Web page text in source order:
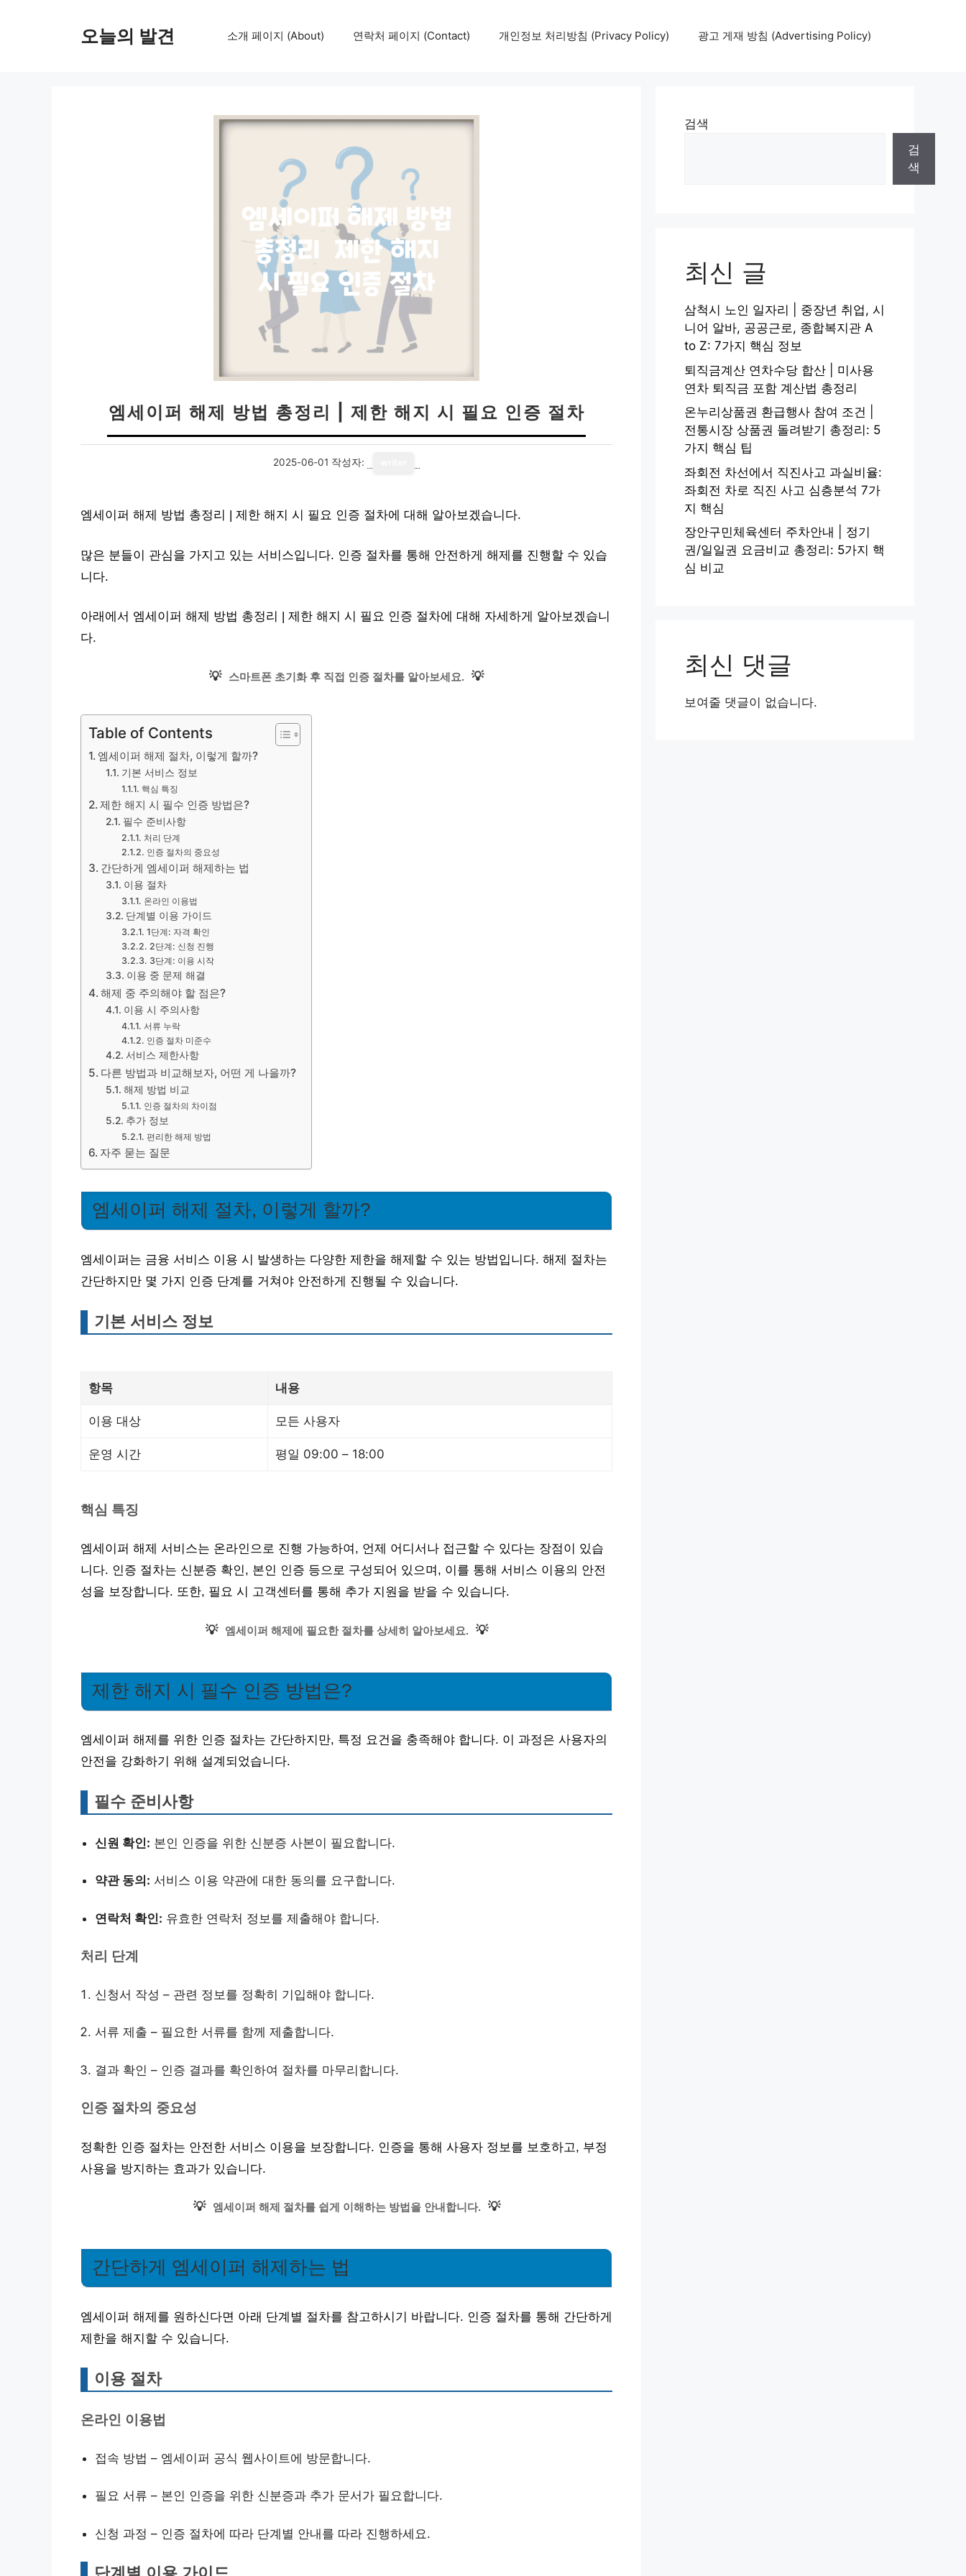
오늘의 발견 소개 페이지 (About) 연락처 페이지 (Contact) 개인정보 처리방침 (Privacy Policy) 광고 게재 방침 (Advertising Policy)
엠세이퍼 해제 방법 총정리 | 제한 해지 시 필요 인증 절차
2025-06-01 작성자:
엠세이퍼 해제 방법 총정리 | 제한 해지 시 필요 인증 절차에 대해 알아보겠습니다.
많은 분들이 관심을 가지고 있는 서비스입니다. 인증 절차를 통해 안전하게 해제를 진행할 수 있습
니다.
아래에서 엠세이퍼 해제 방법 총정리 | 제한 해지 시 필요 인증 절차에 대해 자세하게 알아보겠습니
다.
💡 스마트폰 초기화 후 직접 인증 절차를 알아보세요. 💡
Table of Contents
엠세이퍼 해제 절차, 이렇게 할까?
기본 서비스 정보
핵심 특징
제한 해지 시 필수 인증 방법은?
필수 준비사항
처리 단계
인증 절차의 중요성
간단하게 엠세이퍼 해제하는 법
이용 절차
온라인 이용법
단계별 이용 가이드
1단계: 자격 확인
2단계: 신청 진행
3단계: 이용 시작
이용 중 문제 해결
해제 중 주의해야 할 점은?
이용 시 주의사항
서류 누락
인증 절차 미준수
서비스 제한사항
다른 방법과 비교해보자, 어떤 게 나을까?
해제 방법 비교
인증 절차의 차이점
추가 정보
편리한 해제 방법
자주 묻는 질문
엠세이퍼 해제 절차, 이렇게 할까?
엠세이퍼는 금융 서비스 이용 시 발생하는 다양한 제한을 해제할 수 있는 방법입니다. 해제 절차는
간단하지만 몇 가지 인증 단계를 거쳐야 안전하게 진행될 수 있습니다.
기본 서비스 정보
항목 내용
이용 대상 모든 사용자
운영 시간 평일 09:00 – 18:00
핵심 특징
엠세이퍼 해제 서비스는 온라인으로 진행 가능하여, 언제 어디서나 접근할 수 있다는 장점이 있습
니다. 인증 절차는 신분증 확인, 본인 인증 등으로 구성되어 있으며, 이를 통해 서비스 이용의 안전
성을 보장합니다. 또한, 필요 시 고객센터를 통해 추가 지원을 받을 수 있습니다.
💡 엠세이퍼 해제에 필요한 절차를 상세히 알아보세요. 💡
제한 해지 시 필수 인증 방법은?
엠세이퍼 해제를 위한 인증 절차는 간단하지만, 특정 요건을 충족해야 합니다. 이 과정은 사용자의
안전을 강화하기 위해 설계되었습니다.
필수 준비사항
신원 확인: 본인 인증을 위한 신분증 사본이 필요합니다.
약관 동의: 서비스 이용 약관에 대한 동의를 요구합니다.
연락처 확인: 유효한 연락처 정보를 제출해야 합니다.
처리 단계
신청서 작성 – 관련 정보를 정확히 기입해야 합니다.
서류 제출 – 필요한 서류를 함께 제출합니다.
결과 확인 – 인증 결과를 확인하여 절차를 마무리합니다.
인증 절차의 중요성
정확한 인증 절차는 안전한 서비스 이용을 보장합니다. 인증을 통해 사용자 정보를 보호하고, 부정
사용을 방지하는 효과가 있습니다.
💡 엠세이퍼 해제 절차를 쉽게 이해하는 방법을 안내합니다. 💡
간단하게 엠세이퍼 해제하는 법
엠세이퍼 해제를 원하신다면 아래 단계별 절차를 참고하시기 바랍니다. 인증 절차를 통해 간단하게
제한을 해지할 수 있습니다.
이용 절차
온라인 이용법
접속 방법 – 엠세이퍼 공식 웹사이트에 방문합니다.
필요 서류 – 본인 인증을 위한 신분증과 추가 문서가 필요합니다.
신청 과정 – 인증 절차에 따라 단계별 안내를 따라 진행하세요.
검색
검
색
최신 글
삼척시 노인 일자리 | 중장년 취업, 시
니어 알바, 공공근로, 종합복지관 A
to Z: 7가지 핵심 정보
퇴직금계산 연차수당 합산 | 미사용
연차 퇴직금 포함 계산법 총정리
온누리상품권 환급행사 참여 조건 |
전통시장 상품권 돌려받기 총정리: 5
가지 핵심 팁
좌회전 차선에서 직진사고 과실비율:
좌회전 차로 직진 사고 심층분석 7가
지 핵심
장안구민체육센터 주차안내 | 정기
권/일일권 요금비교 총정리: 5가지 핵
심 비교
최신 댓글
보여줄 댓글이 없습니다.